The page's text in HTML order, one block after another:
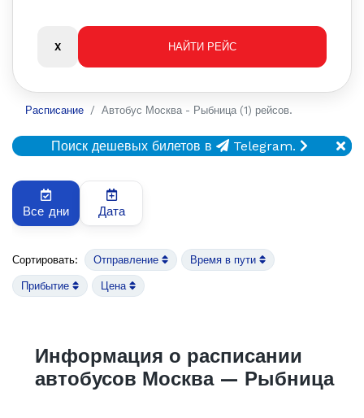
Расписание Автобус Москва - Рыбница (1) рейсов.
Поиск дешевых билетов в Telegram.
Все дни Дата
Сортировать: Отправление Время в пути
Прибытие Цена
Информация о расписании
автобусов Москва — Рыбница